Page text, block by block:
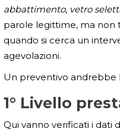
abbattimento, vetro
parole legittime, ma non
quando si cerca un
agevolazioni.
Un preventivo andrebbe
1° Livello
Qui vanno verificati i dati